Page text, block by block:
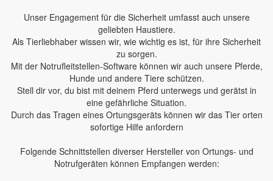
Unser Engagement für die Sicherheit umfasst auch unsere
geliebten Haustiere.
Als Tierliebhaber wissen wir, wie wichtig es ist, für ihre Sicherheit
zu sorgen.
Mit der Notrufleitstellen-Software können wir auch unsere Pferde,
Hunde und andere Tiere schützen.
Stell dir vor, du bist mit deinem Pferd unterwegs und gerätst in
eine gefährliche Situation.
Durch das Tragen eines Ortungsgeräts können wir das Tier orten
sofortige Hilfe anfordern
Folgende Schnittstellen diverser Hersteller von Ortungs- und
Notrufgeräten können Empfangen werden: